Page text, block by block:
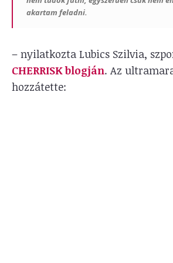
akartam feladni.
– nyilatkozta Lubics Szilvia,
CHERRISK blogján. Az
hozzátette: